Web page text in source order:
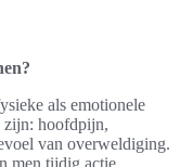
als emotionele
zijn: hoofdpijn,
van overweldiging.
men tijdig actie